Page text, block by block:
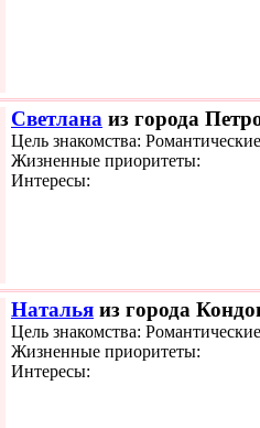
Светлана из города
Цель знакомства:
Жизненные приоритеты:
Интересы:
Наталья из города
Цель знакомства:
Жизненные приоритеты:
Интересы: